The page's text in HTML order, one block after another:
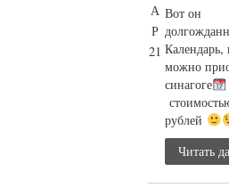
А
Р
21
Вот он
Календарь,
можно
синагоге
рублей
Читать